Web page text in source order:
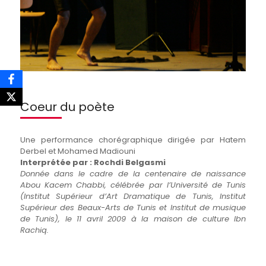
Coeur du poète
Une performance chorégraphique dirigée par Hatem
Derbel et Mohamed Madiouni
Interprétée par : Rochdi Belgasmi
Donnée dans le cadre de la centenaire de naissance
Abou Kacem Chabbi, célébrée par l’Université de Tunis
(Institut Supérieur d’Art Dramatique de Tunis, Institut
Supérieur des Beaux-Arts de Tunis et Institut de musique
de Tunis), le 11 avril 2009 à la maison de culture Ibn
Rachiq.